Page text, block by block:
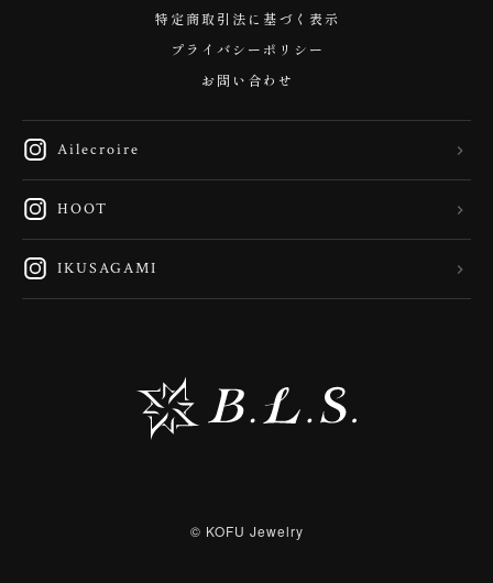
特定商取引法に基づく表示
プライバシーポリシー
お問い合わせ
Ailecroire
HOOT
IKUSAGAMI
© KOFU Jewelry